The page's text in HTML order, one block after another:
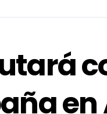
Jiménez cerrará